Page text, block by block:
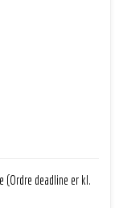
(Ordre deadline er kl.